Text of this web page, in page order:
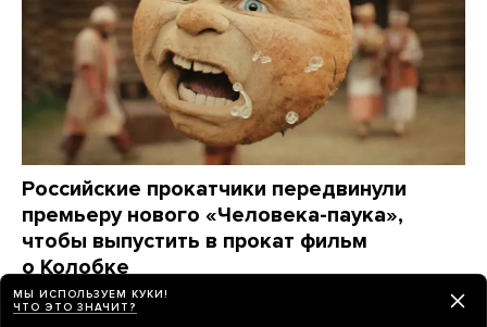
Российские прокатчики передвинули
премьеру нового «Человека-паука»,
чтобы выпустить в прокат фильм
о Колобке
Зрители обрушили его рейтинг еще до премьеры.
Озвучивший хлеб Гарик Харламов: «Мне глубоко
МЫ ИСПОЛЬЗУЕМ КУКИ!
ЧТО ЭТО ЗНАЧИТ?